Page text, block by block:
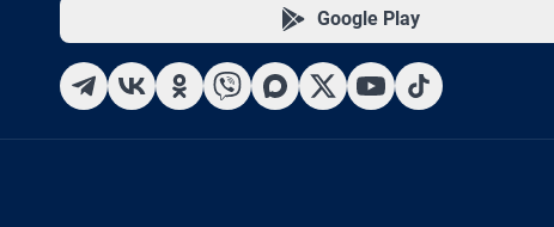
Google Play